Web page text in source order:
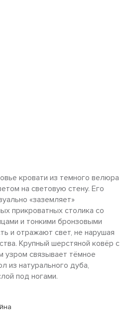
кровати из темного велюра
на световую стену. Его
«заземляет»
прикроватных столика со
и тонкими бронзовыми
и отражают свет, не нарушая
Крупный шерстяной ковёр с
узром связывает тёмное
из натурального дуба,
под ногами.